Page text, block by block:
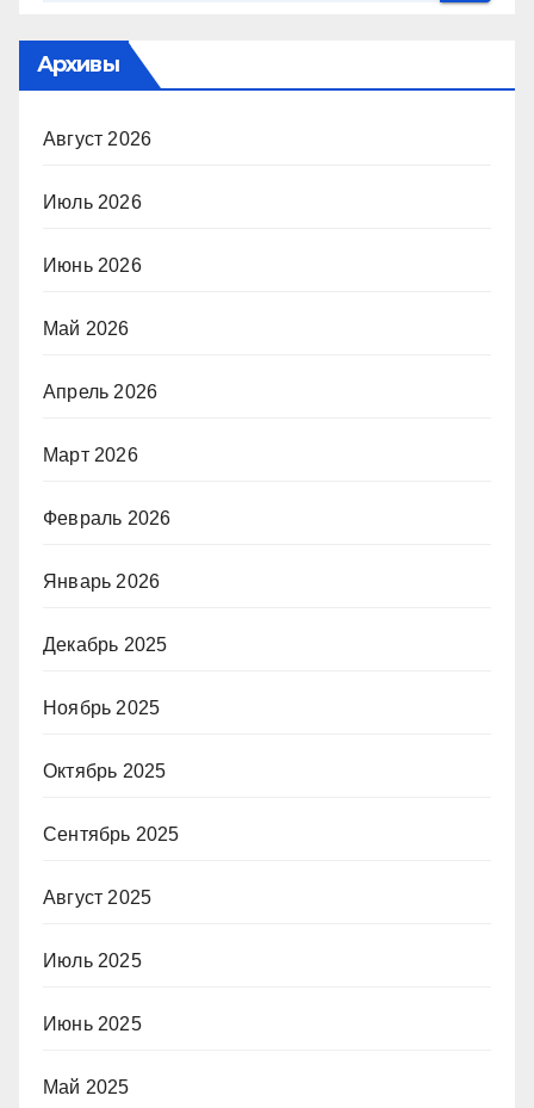
Архивы
Август 2026
Июль 2026
Июнь 2026
Май 2026
Апрель 2026
Март 2026
Февраль 2026
Январь 2026
Декабрь 2025
Ноябрь 2025
Октябрь 2025
Сентябрь 2025
Август 2025
Июль 2025
Июнь 2025
Май 2025